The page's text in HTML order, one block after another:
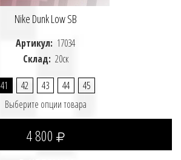
Nike Dunk Low SB
Артикул: 17034
Склад: 20ск
41 42 43 44
45
Выберите опции товара
4 800